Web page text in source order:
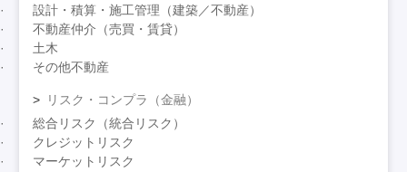
設計・積算・施工管理（建築／不動産）
不動産仲介（売買・賃貸）
土木
その他不動産
リスク・コンプラ（金融）
総合リスク（統合リスク）
クレジットリスク
マーケットリスク